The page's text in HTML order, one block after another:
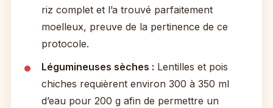
riz complet et l’a trouvé parfaitement
moelleux, preuve de la pertinence de ce
protocole.
Légumineuses sèches : Lentilles et pois
chiches requièrent environ 300 à 350 ml
d’eau pour 200 g afin de permettre un